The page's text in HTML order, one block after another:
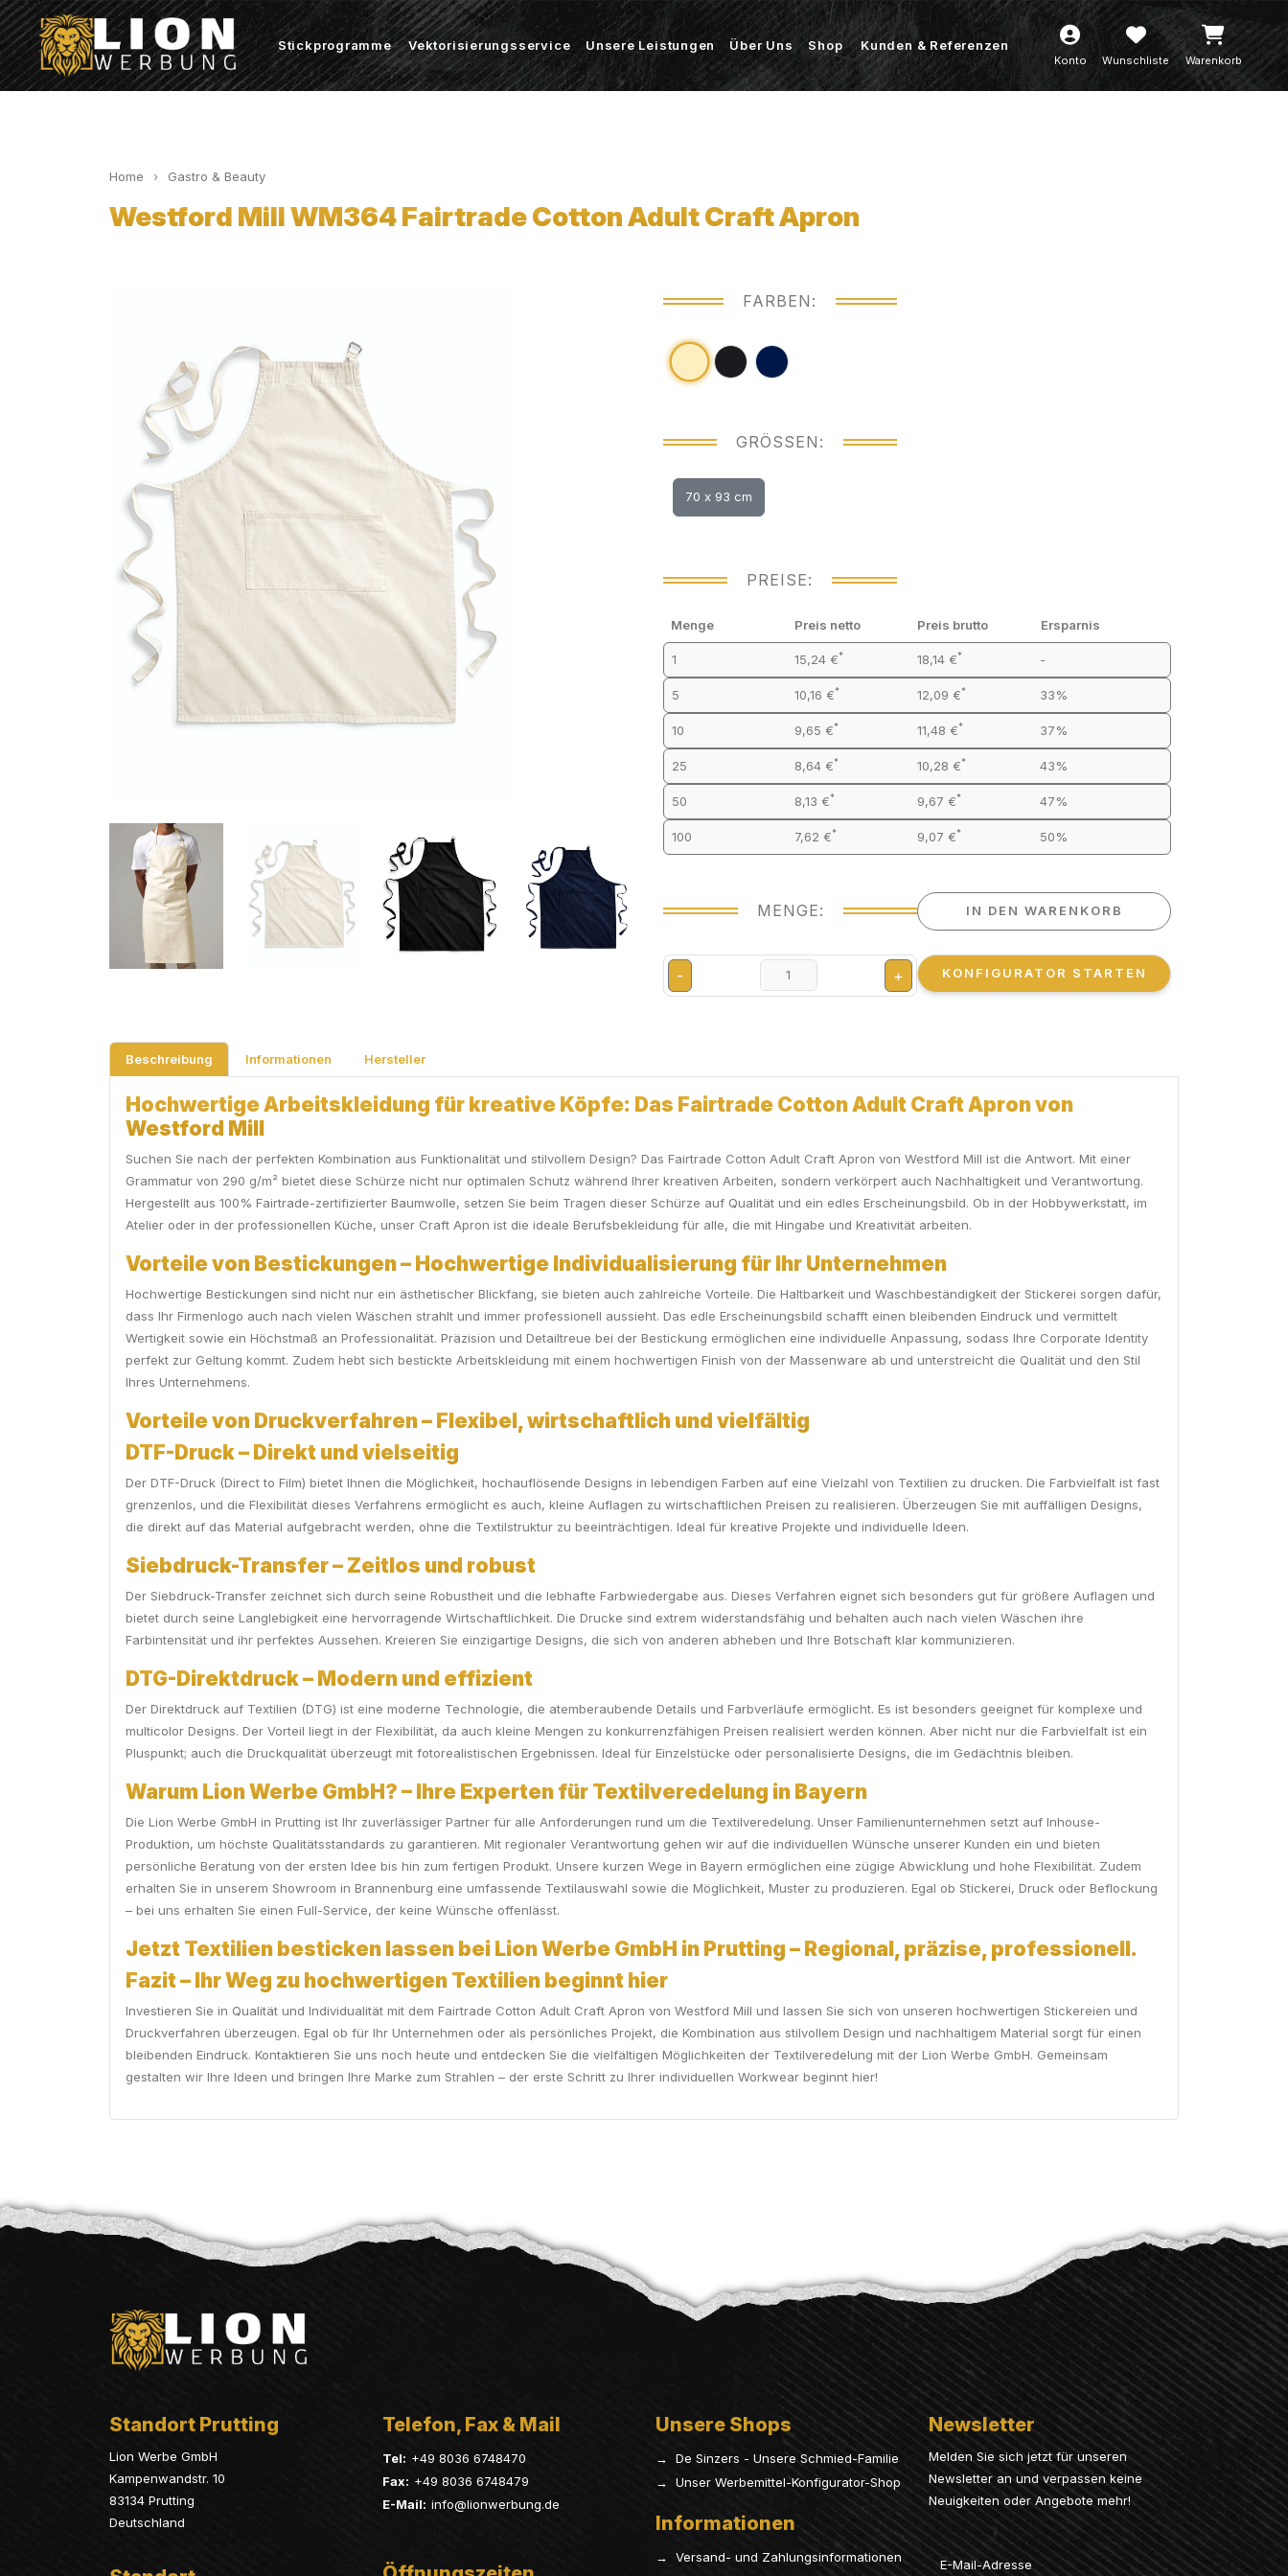
Stickprogramme Vektorisierungsservice Unsere Leistungen Über Uns Shop Kunden & Referenzen
Konto Wunschliste Warenkorb
Home Gastro & Beauty
Westford Mill WM364 Fairtrade Cotton Adult Craft Apron
FARBEN:
GRÖSSEN:
70 x 93 cm
PREISE:
Menge Preis netto Preis brutto Ersparnis
1 15,24 €* 18,14 €* -
5 10,16 €* 12,09 €* 33%
10 9,65 €* 11,48 €* 37%
25 8,64 €* 10,28 €* 43%
50 8,13 €* 9,67 €* 47%
100 7,62 €* 9,07 €* 50%
MENGE:
- +
IN DEN WARENKORB
KONFIGURATOR STARTEN
Beschreibung Informationen Hersteller
Hochwertige Arbeitskleidung für kreative Köpfe: Das Fairtrade Cotton Adult Craft Apron von
Westford Mill
Suchen Sie nach der perfekten Kombination aus Funktionalität und stilvollem Design? Das Fairtrade Cotton Adult Craft Apron von Westford Mill ist die Antwort. Mit einer
Grammatur von 290 g/m² bietet diese Schürze nicht nur optimalen Schutz während Ihrer kreativen Arbeiten, sondern verkörpert auch Nachhaltigkeit und Verantwortung.
Hergestellt aus 100% Fairtrade-zertifizierter Baumwolle, setzen Sie beim Tragen dieser Schürze auf Qualität und ein edles Erscheinungsbild. Ob in der Hobbywerkstatt, im
Atelier oder in der professionellen Küche, unser Craft Apron ist die ideale Berufsbekleidung für alle, die mit Hingabe und Kreativität arbeiten.
Vorteile von Bestickungen – Hochwertige Individualisierung für Ihr Unternehmen
Hochwertige Bestickungen sind nicht nur ein ästhetischer Blickfang, sie bieten auch zahlreiche Vorteile. Die Haltbarkeit und Waschbeständigkeit der Stickerei sorgen dafür,
dass Ihr Firmenlogo auch nach vielen Wäschen strahlt und immer professionell aussieht. Das edle Erscheinungsbild schafft einen bleibenden Eindruck und vermittelt
Wertigkeit sowie ein Höchstmaß an Professionalität. Präzision und Detailtreue bei der Bestickung ermöglichen eine individuelle Anpassung, sodass Ihre Corporate Identity
perfekt zur Geltung kommt. Zudem hebt sich bestickte Arbeitskleidung mit einem hochwertigen Finish von der Massenware ab und unterstreicht die Qualität und den Stil
Ihres Unternehmens.
Vorteile von Druckverfahren – Flexibel, wirtschaftlich und vielfältig
DTF-Druck – Direkt und vielseitig
Der DTF-Druck (Direct to Film) bietet Ihnen die Möglichkeit, hochauflösende Designs in lebendigen Farben auf eine Vielzahl von Textilien zu drucken. Die Farbvielfalt ist fast
grenzenlos, und die Flexibilität dieses Verfahrens ermöglicht es auch, kleine Auflagen zu wirtschaftlichen Preisen zu realisieren. Überzeugen Sie mit auffälligen Designs,
die direkt auf das Material aufgebracht werden, ohne die Textilstruktur zu beeinträchtigen. Ideal für kreative Projekte und individuelle Ideen.
Siebdruck-Transfer – Zeitlos und robust
Der Siebdruck-Transfer zeichnet sich durch seine Robustheit und die lebhafte Farbwiedergabe aus. Dieses Verfahren eignet sich besonders gut für größere Auflagen und
bietet durch seine Langlebigkeit eine hervorragende Wirtschaftlichkeit. Die Drucke sind extrem widerstandsfähig und behalten auch nach vielen Wäschen ihre
Farbintensität und ihr perfektes Aussehen. Kreieren Sie einzigartige Designs, die sich von anderen abheben und Ihre Botschaft klar kommunizieren.
DTG-Direktdruck – Modern und effizient
Der Direktdruck auf Textilien (DTG) ist eine moderne Technologie, die atemberaubende Details und Farbverläufe ermöglicht. Es ist besonders geeignet für komplexe und
multicolor Designs. Der Vorteil liegt in der Flexibilität, da auch kleine Mengen zu konkurrenzfähigen Preisen realisiert werden können. Aber nicht nur die Farbvielfalt ist ein
Pluspunkt; auch die Druckqualität überzeugt mit fotorealistischen Ergebnissen. Ideal für Einzelstücke oder personalisierte Designs, die im Gedächtnis bleiben.
Warum Lion Werbe GmbH? – Ihre Experten für Textilveredelung in Bayern
Die Lion Werbe GmbH in Prutting ist Ihr zuverlässiger Partner für alle Anforderungen rund um die Textilveredelung. Unser Familienunternehmen setzt auf Inhouse-
Produktion, um höchste Qualitätsstandards zu garantieren. Mit regionaler Verantwortung gehen wir auf die individuellen Wünsche unserer Kunden ein und bieten
persönliche Beratung von der ersten Idee bis hin zum fertigen Produkt. Unsere kurzen Wege in Bayern ermöglichen eine zügige Abwicklung und hohe Flexibilität. Zudem
erhalten Sie in unserem Showroom in Brannenburg eine umfassende Textilauswahl sowie die Möglichkeit, Muster zu produzieren. Egal ob Stickerei, Druck oder Beflockung
– bei uns erhalten Sie einen Full-Service, der keine Wünsche offenlässt.
Jetzt Textilien besticken lassen bei Lion Werbe GmbH in Prutting – Regional, präzise, professionell.
Fazit – Ihr Weg zu hochwertigen Textilien beginnt hier
Investieren Sie in Qualität und Individualität mit dem Fairtrade Cotton Adult Craft Apron von Westford Mill und lassen Sie sich von unseren hochwertigen Stickereien und
Druckverfahren überzeugen. Egal ob für Ihr Unternehmen oder als persönliches Projekt, die Kombination aus stilvollem Design und nachhaltigem Material sorgt für einen
bleibenden Eindruck. Kontaktieren Sie uns noch heute und entdecken Sie die vielfältigen Möglichkeiten der Textilveredelung mit der Lion Werbe GmbH. Gemeinsam
gestalten wir Ihre Ideen und bringen Ihre Marke zum Strahlen – der erste Schritt zu Ihrer individuellen Workwear beginnt hier!
Standort Prutting
Lion Werbe GmbH
Kampenwandstr. 10
83134 Prutting
Deutschland
Telefon, Fax & Mail
Tel: +49 8036 6748470
Fax: +49 8036 6748479
E-Mail: info@lionwerbung.de
Unsere Shops
→ De Sinzers - Unsere Schmied-Familie
→ Unser Werbemittel-Konfigurator-Shop
Informationen
→ Versand- und Zahlungsinformationen
Newsletter
Melden Sie sich jetzt für unseren
Newsletter an und verpassen keine
Neuigkeiten oder Angebote mehr!
Email